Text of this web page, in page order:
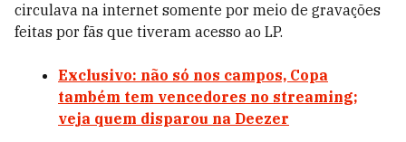
circulava na internet somente por meio de gravações
feitas por fãs que tiveram acesso ao LP.
Exclusivo: não só nos campos, Copa
também tem vencedores no streaming;
veja quem disparou na Deezer